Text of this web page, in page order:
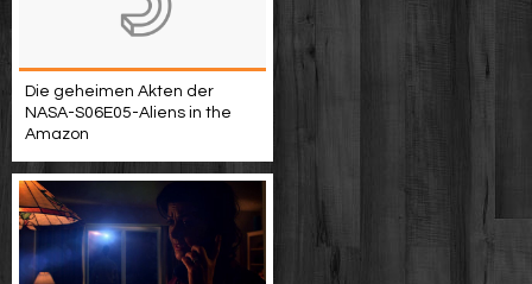
Die geheimen Akten der
NASA-S06E05-Aliens in the
Amazon